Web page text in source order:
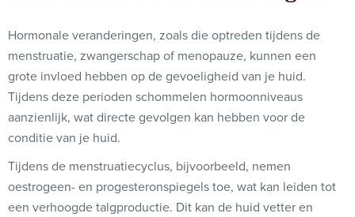
Hormonale veranderingen, zoals die optreden tijdens de
menstruatie, zwangerschap of menopauze, kunnen een
grote invloed hebben op de gevoeligheid van je huid.
Tijdens deze perioden schommelen hormoonniveaus
aanzienlijk, wat directe gevolgen kan hebben voor de
conditie van je huid.
Tijdens de menstruatiecyclus, bijvoorbeeld, nemen
oestrogeen- en progesteronspiegels toe, wat kan leiden tot
een verhoogde talgproductie. Dit kan de huid vetter en